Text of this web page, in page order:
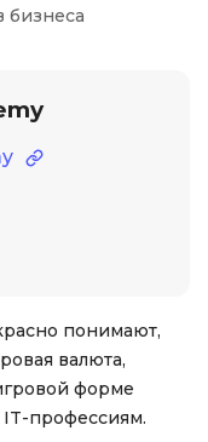
бизнеса
понимают,
валюта,
форме
профессиям.